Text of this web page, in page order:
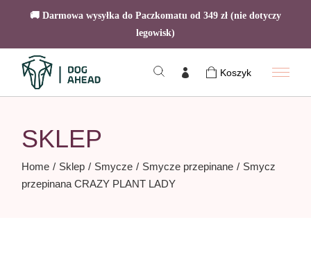
🚚 Darmowa wysyłka do Paczkomatu od 349 zł (nie dotyczy
legowisk)
content
Koszyk
SKLEP
Home Sklep Smycze Smycze przepinane
Smycz
przepinana CRAZY PLANT LADY